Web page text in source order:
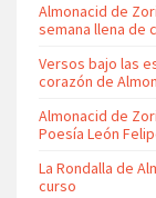
Almonacid de
semana llena de
Versos bajo las
corazón de
Almonacid de
Poesía León
La Rondalla de
curso